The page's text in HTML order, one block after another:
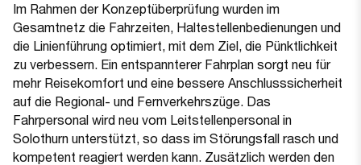
Im Rahmen der Konzeptüberprüfung wurden im
Gesamtnetz die Fahrzeiten, Haltestellenbedienungen und
die Linienführung optimiert, mit dem Ziel, die Pünktlichkeit
zu verbessern. Ein entspannterer Fahrplan sorgt neu für
mehr Reisekomfort und eine bessere Anschlusssicherheit
auf die Regional- und Fernverkehrszüge. Das
Fahrpersonal wird neu vom Leitstellenpersonal in
Solothurn unterstützt, so dass im Störungsfall rasch und
kompetent reagiert werden kann. Zusätzlich werden den